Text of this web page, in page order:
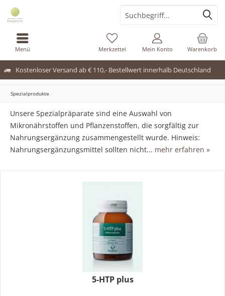
Kostenloser Versand ab € 110,- Bestellwert innerhalb Deutschland
Menü Warenkorb
Merkzettel Mein Konto
Spezialprodukte
Unsere Spezialpräparate sind eine Auswahl von
Mikronährstoffen und Pflanzenstoffen, die sorgfältig zur
Nahrungsergänzung zusammengestellt wurde. Hinweis:
Nahrungsergänzungsmittel sollten nicht... mehr erfahren »
5-HTP plus